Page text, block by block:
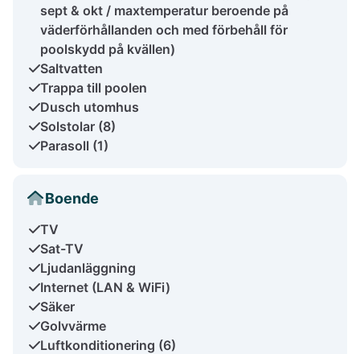
sept & okt / maxtemperatur beroende på
väderförhållanden och med förbehåll för
poolskydd på kvällen)
Saltvatten
Trappa till poolen
Dusch utomhus
Solstolar (8)
Parasoll (1)
Boende
TV
Sat-TV
Ljudanläggning
Internet (LAN & WiFi)
Säker
Golvvärme
Luftkonditionering (6)